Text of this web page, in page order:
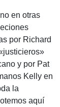
en otras
por Richard
y por Pat
Kelly en
la
aquí